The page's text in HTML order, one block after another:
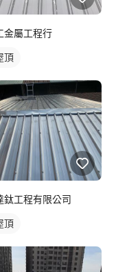
金屬工程行
頂
鈦工程有限公司
頂